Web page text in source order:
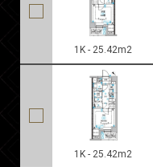
1K - 25.42m2
1K - 25.42m2